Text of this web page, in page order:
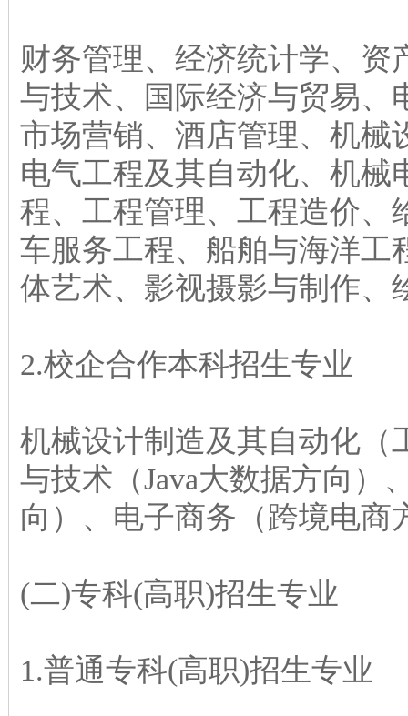
财务管理、经济统计学、
与技术、国际经济与贸易、
市场营销、酒店管理、机械
电气工程及其自动化、机械
程、工程管理、工程造价、
车服务工程、船舶与海洋工
体艺术、影视摄影与制作、
2.校企合作本科招生专业
机械设计制造及其自动化（
与技术（Java大数据方向）
向）、电子商务（跨境电商
(二)专科(高职)招生专业
1.普通专科(高职)招生专业